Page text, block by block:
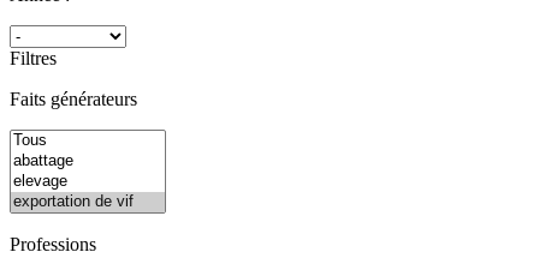
Filtres
Faits générateurs
Professions